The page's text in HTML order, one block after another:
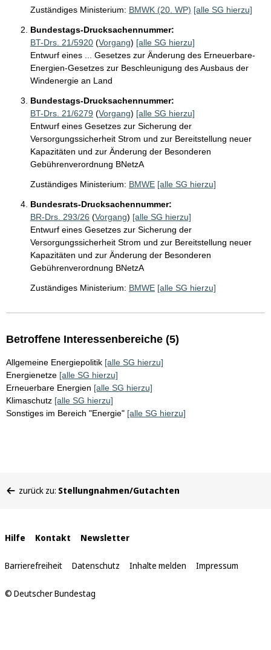
Zuständiges Ministerium: BMWK (20. WP) [alle SG hierzu]
Bundestags-Drucksachennummer:
BT-Drs. 21/5920 (Vorgang) [alle SG hierzu]
Entwurf eines ... Gesetzes zur Änderung des Erneuerbare-
Energien-Gesetzes zur Beschleunigung des Ausbaus der
Windenergie an Land
Bundestags-Drucksachennummer:
BT-Drs. 21/6279 (Vorgang) [alle SG hierzu]
Entwurf eines Gesetzes zur Sicherung der
Versorgungssicherheit Strom und zur Bereitstellung neuer
Kapazitäten und zur Änderung der Besonderen
Gebührenverordnung BNetzA
Zuständiges Ministerium: BMWE [alle SG hierzu]
Bundesrats-Drucksachennummer:
BR-Drs. 293/26 (Vorgang) [alle SG hierzu]
Entwurf eines Gesetzes zur Sicherung der
Versorgungssicherheit Strom und zur Bereitstellung neuer
Kapazitäten und zur Änderung der Besonderen
Gebührenverordnung BNetzA
Zuständiges Ministerium: BMWE [alle SG hierzu]
Betroffene Interessenbereiche (5)
Allgemeine Energiepolitik [alle SG hierzu]
Energienetze [alle SG hierzu]
Erneuerbare Energien [alle SG hierzu]
Klimaschutz [alle SG hierzu]
Sonstiges im Bereich "Energie" [alle SG hierzu]
befinden
zurück zu: Stellungnahmen/Gutachten
Interne
Links
Hilfe Kontakt Newsletter
Barrierefreiheit Datenschutz Inhalte melden Impressum
© Deutscher Bundestag